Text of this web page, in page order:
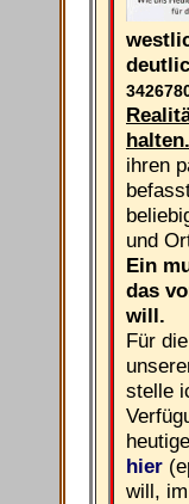
halten.
ihren
und
Ein
das
will.
Für
stelle
hier
will,